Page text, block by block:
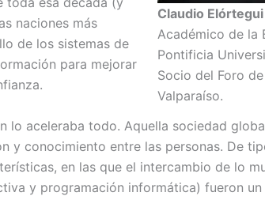
Claudio Elórtegui
Académico de la
Pontificia
Socio del Foro
Valparaíso.
naciones más
de los sistemas de
para mejorar
lo aceleraba todo. Aquella sociedad
y conocimiento entre las personas. De
en las que el intercambio de lo
y programación informática) fueron